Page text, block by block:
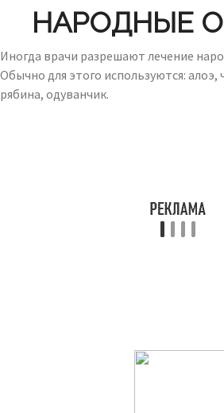
НАРОДНЫЕ
Иногда врачи разрешают лечение
Обычно для этого используются: алоэ,
рябина, одуванчик.